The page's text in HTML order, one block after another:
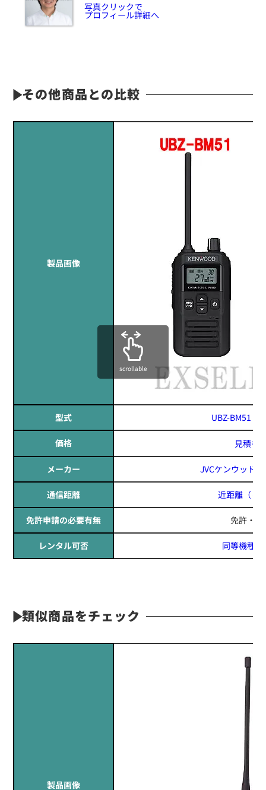
写真クリックで
プロフィール詳細へ
その他商品との比較
製品画像
型式 UBZ-BM51 /
価格 見積も
メーカー JVCケンウッド
通信距離 近距離（～
免許申請の必要有無 免許・
レンタル可否 同等機種
scrollable
類似商品をチェック
製品画像